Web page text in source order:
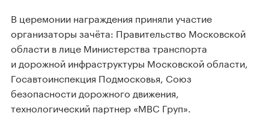
В церемонии награждения приняли участие
организаторы зачёта: Правительство Московской
области в лице Министерства транспорта
и дорожной инфраструктуры Московской области,
Госавтоинспекция Подмосковья, Союз
безопасности дорожного движения,
технологический партнер «МВС Груп».